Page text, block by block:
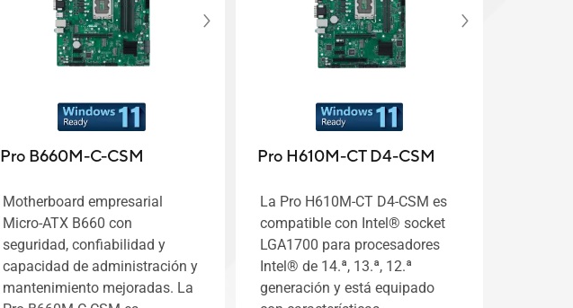
Pro B660M-C-CSM
Motherboard empresarial
Micro-ATX B660 con
seguridad, confiabilidad y
capacidad de administración y
mantenimiento mejoradas. La
Pro H610M-CT D4-CSM
La Pro H610M-CT D4-CSM es
compatible con Intel® socket
LGA1700 para procesadores
Intel® de 14.ª, 13.ª, 12.ª
generación y está equipado